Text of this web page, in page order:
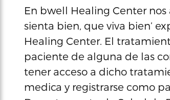
En bwell Healing Center
sienta bien, que viva bien’
Healing Center. El
paciente de alguna de las
tener acceso a dicho
medica y registrarse como